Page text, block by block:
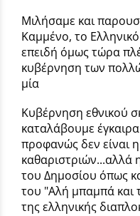
Μιλήσαμε και
Καμμένο, το
επειδή όμως τώρα
κυβέρνηση των
μία
Κυβέρνηση εθνικού
καταλάβουμε
προφανώς δεν είναι
καθαριστριών...αλλά
του Δημοσίου όπως
του "Αλή μπαμπά και
της ελληνικής